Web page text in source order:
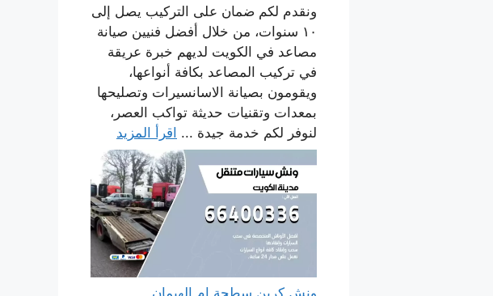
ونقدم لكم ضمان على التركيب يصل إلى
١٠ سنوات، من خلال أفضل فنيين صيانة
مصاعد في الكويت لديهم خبرة عريقة
في تركيب المصاعد بكافة أنواعها،
ويقومون بصيانة الاسانسيرات وتصليحها
بمعدات وتقنيات حديثة تواكب العصر،
لنوفر لكم خدمة جيدة ... اقرأ المزيد
ونش كرين سطحة ام الهيمان